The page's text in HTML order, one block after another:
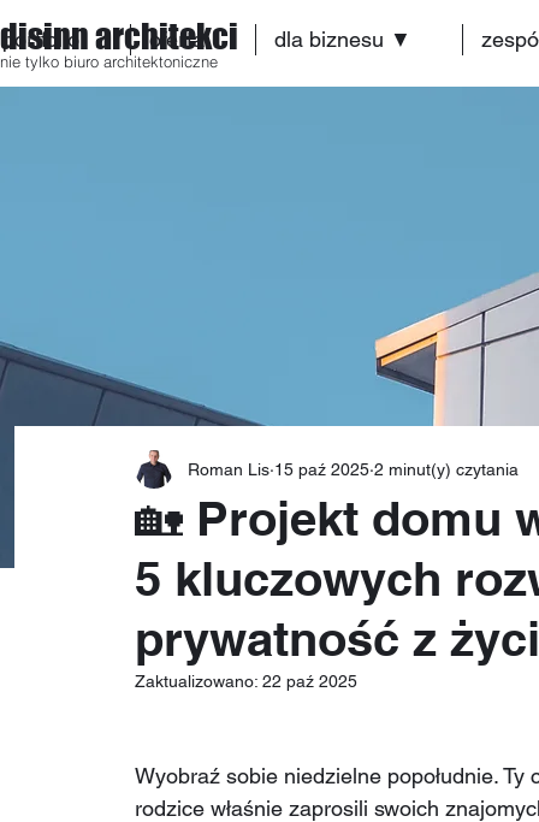
disinn architekci
nie tylko biuro architektoniczne
portfolio oferta dla biznesu ▼
🏡 Projekt domu
5 kluczowych
prywatność z
Roman Lis 15 paź 2025 2 minut(y) czytania
Zaktualizowano: 22 paź 2025
Wyobraź sobie niedzielne popołudnie.
rodzice właśnie zaprosili swoich